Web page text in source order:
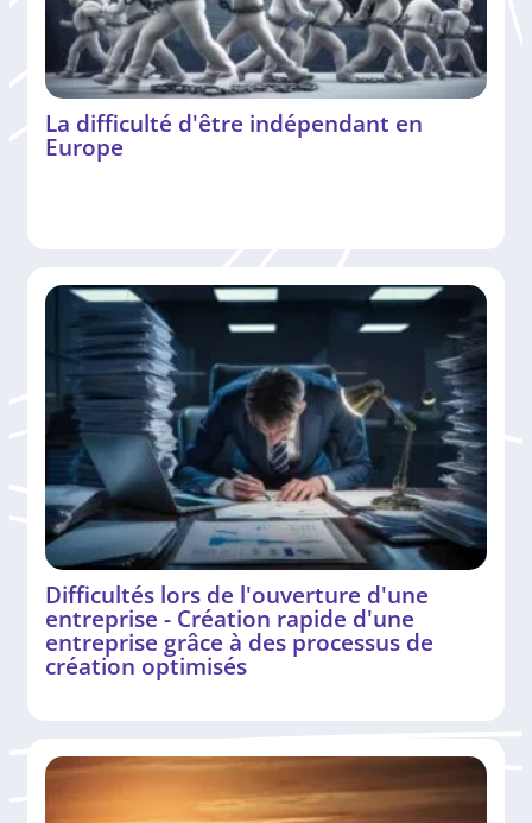
La difficulté d'être indépendant en
Europe
Difficultés lors de l'ouverture d'une
entreprise - Création rapide d'une
entreprise grâce à des processus de
création optimisés